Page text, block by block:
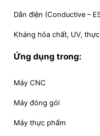
Dẫn điện (Conductive –
Kháng hóa chất, UV,
Ứng dụng trong:
Máy CNC
Máy đóng gói
Máy thực phẩm